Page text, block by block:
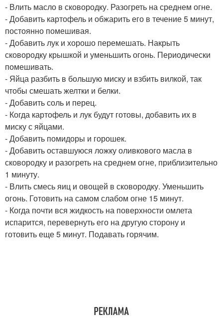
- Влить масло в сковородку. Разогреть на среднем огне.
- Добавить картофель и обжарить его в течение 5 минут,
постоянно помешивая.
- Добавить лук и хорошо перемешать. Накрыть
сковородку крышкой и уменьшить огонь. Периодически
помешивать.
- Яйца разбить в большую миску и взбить вилкой, так
чтобы смешать желтки и белки.
- Добавить соль и перец.
- Когда картофель и лук будут готовы, добавить их в
миску с яйцами.
- Добавить помидоры и горошек.
- Добавить оставшуюся ложку оливкового масла в
сковородку и разогреть на среднем огне, приблизительно
1 минуту.
- Влить смесь яиц и овощей в сковородку. Уменьшить
огонь. Готовить на самом слабом огне 15 минут.
- Когда почти вся жидкость на поверхности омлета
испарится, перевернуть его на другую сторону и
готовить еще 5 минут. Подавать горячим.